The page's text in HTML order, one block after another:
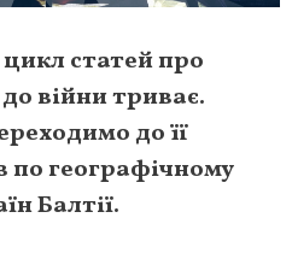
статей про
війни триває.
до її
по географічному
Балтії.